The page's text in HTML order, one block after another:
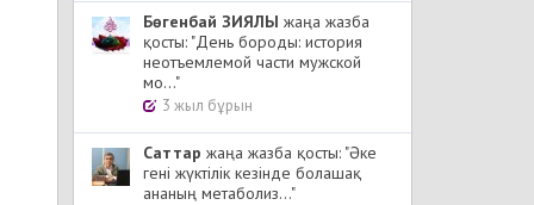
Бөгенбай ЗИЯЛЫ жаңа жазба
қосты: "День бороды: история
неотъемлемой части мужской
мо..."
3 жыл бұрын
Cаттар жаңа жазба қосты: "Әке
гені жүктілік кезінде болашақ
ананың метаболиз..."